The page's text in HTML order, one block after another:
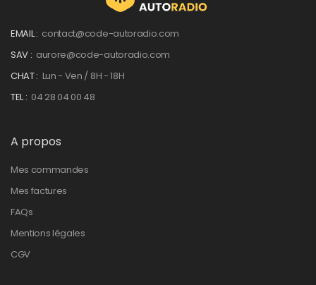
EMAIL : contact@code-autoradio.com
SAV : aurore@code-autoradio.com
CHAT : Lun - Ven / 8H - 18H
TEL : 04 28 04 00 48
A propos
Mes commandes
Mes factures
FAQs
Mentions légales
CGV